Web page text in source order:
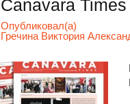
Canavara Times
Опубликовал(а)
Гречина Виктория